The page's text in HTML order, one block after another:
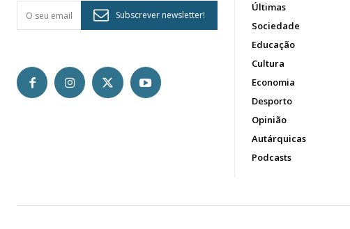
Subscrever newsletter!
Últimas
Sociedade
Educação
Cultura
Economia
Desporto
Opinião
Autárquicas
Podcasts